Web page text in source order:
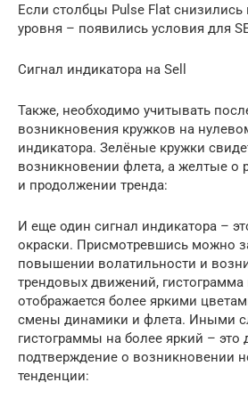
Если столбцы Pulse Flat снизились
уровня – появились условия для
Сигнал индикатора на Sell
Также, необходимо учитывать
возникновения кружков на
индикатора. Зелёные кружки
возникновении флета, а желтые о
и продолжении тренда:
И еще один сигнал индикатора –
окраски. Присмотревшись можно
повышении волатильности и
трендовых движений, гистограмма
отображается более яркими
смены динамики и флета. Иными
гистограммы на более яркий – это
подтверждение о возникновении
тенденции: